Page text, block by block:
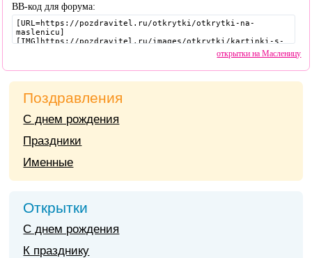
BB-код для форума:
открытки на Масленицу
Поздравления
С днем рождения
Праздники
Именные
Открытки
С днем рождения
К празднику